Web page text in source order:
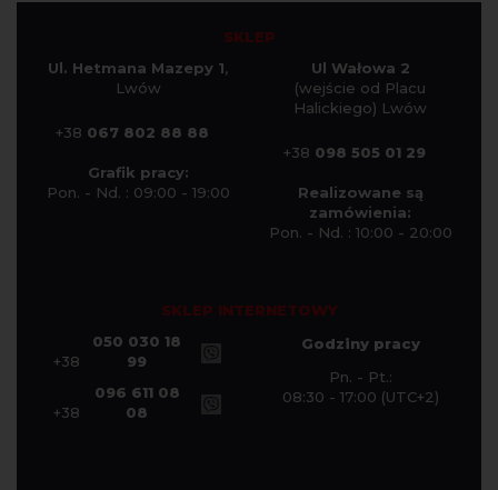
SKLEP
Ul. Hetmana Mazepy 1,
Lwów
+38 067 802 88 88
Grafik pracy:
Pon. - Nd. : 09:00 - 19:00
Ul Wałowa 2
(wejście od Placu
Halickiego) Lwów
+38 098 505 01 29
Realizowane są
zamówienia:
Pon. - Nd. : 10:00 - 20:00
SKLEP INTERNETOWY
+38
050 030 18
99
+38
096 611 08
08
Godziny pracy
Pn. - Pt.:
08:30 - 17:00 (UTC+2)